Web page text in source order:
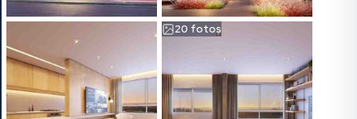
20 fotos